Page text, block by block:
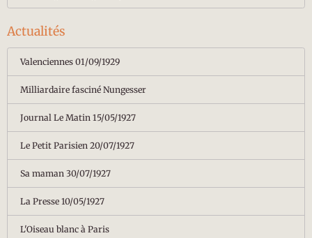
Actualités
Valenciennes 01/09/1929
Milliardaire fasciné Nungesser
Journal Le Matin 15/05/1927
Le Petit Parisien 20/07/1927
Sa maman 30/07/1927
La Presse 10/05/1927
L'Oiseau blanc à Paris